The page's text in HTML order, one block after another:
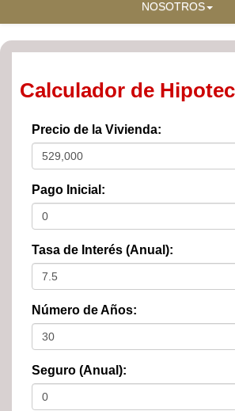
NOSOTROS
Calculador de
Precio de la Vivienda:
Pago Inicial:
Tasa de Interés (Anual):
Número de Años:
Seguro (Anual):